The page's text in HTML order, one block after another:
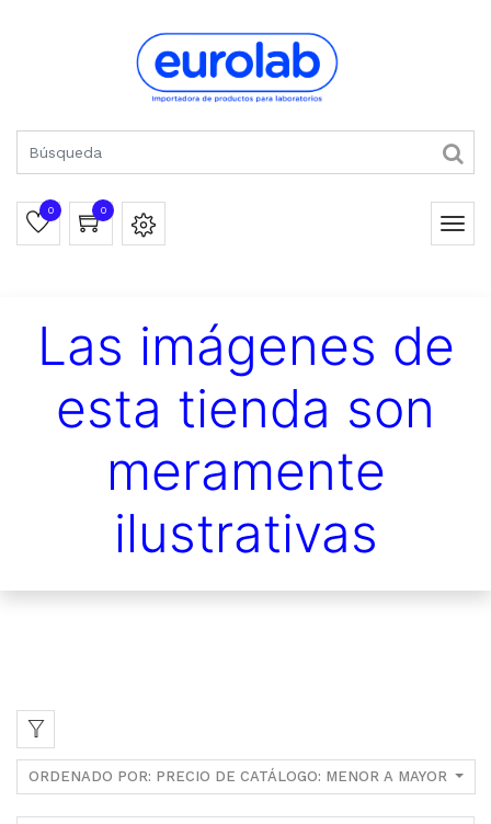
0 0
Las imágenes de
esta tienda son
meramente
ilustrativas
ORDENADO POR: PRECIO DE CATÁLOGO: MENOR A MAYOR